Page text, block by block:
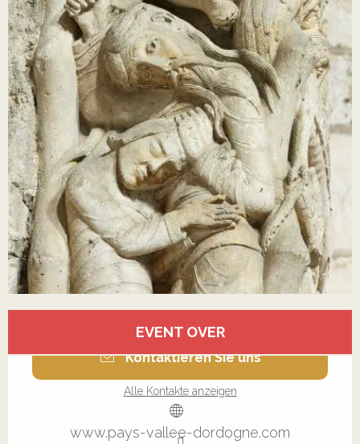
EVENT OVER
Kontaktieren Sie uns
Alle Kontakte anzeigen
www.pays-vallee-dordogne.com